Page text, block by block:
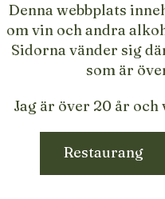
Denna webbplats
om vin och andra
Sidorna vänder sig
som är
Jag är över 20 år
Restaurang